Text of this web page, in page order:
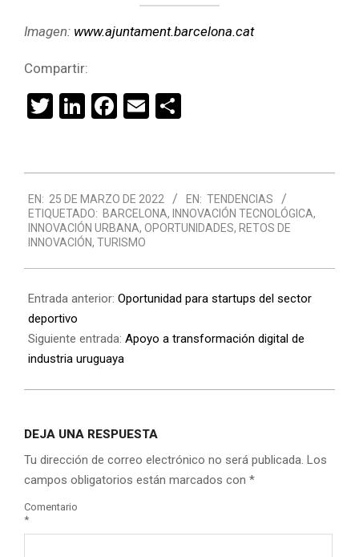
Imagen: www.ajuntament.barcelona.cat
Compartir:
Twitter
LinkedIn
Facebook
Email
03-
25
EN: 25 DE MARZO DE 2022 EN: TENDENCIAS
ETIQUETADO: BARCELONA, INNOVACIÓN TECNOLÓGICA,
INNOVACIÓN URBANA, OPORTUNIDADES, RETOS DE
INNOVACIÓN, TURISMO
Entrada anterior: Oportunidad para startups del sector
deportivo
Siguiente entrada: Apoyo a transformación digital de
industria uruguaya
DEJA UNA RESPUESTA
Tu dirección de correo electrónico no será publicada. Los
campos obligatorios están marcados con *
Comentario
*